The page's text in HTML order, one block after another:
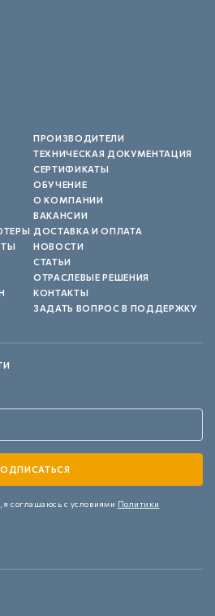
ПРОИЗВОДИТЕЛИ
ТЕХНИЧЕСКАЯ ДОКУМЕНТАЦИЯ
СЕРТИФИКАТЫ
ОБУЧЕНИЕ
О КОМПАНИИ
ВАКАНСИИ
ДОСТАВКА И ОПЛАТА
НОВОСТИ
СТАТЬИ
ОТРАСЛЕВЫЕ РЕШЕНИЯ
КОНТАКТЫ
ЗАДАТЬ ВОПРОС В ПОДДЕРЖКУ
я соглашаюсь с условиями Политики